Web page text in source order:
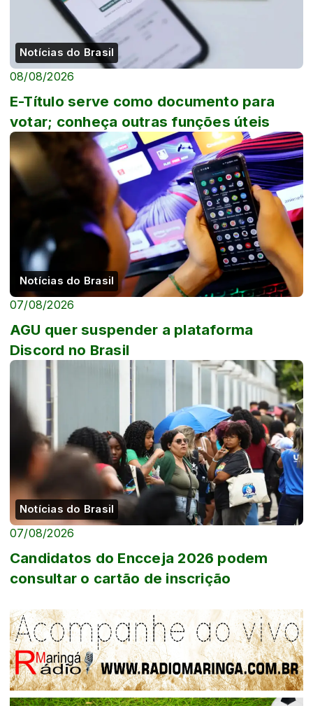
Notícias do Brasil
08/08/2026
E-Título serve como documento para
votar; conheça outras funções úteis
Notícias do Brasil
07/08/2026
AGU quer suspender a plataforma
Discord no Brasil
Notícias do Brasil
07/08/2026
Candidatos do Encceja 2026 podem
consultar o cartão de inscrição